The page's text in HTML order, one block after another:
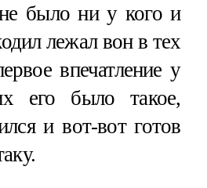
не было ни у кого и
лежал вон в тех
впечатление у
его было такое,
и вот-вот готов